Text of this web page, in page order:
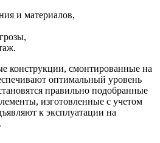
и материалов,
конструкции, смонтированные на
оптимальный уровень
правильно подобранные
изготовленные с учетом
к эксплуатации на